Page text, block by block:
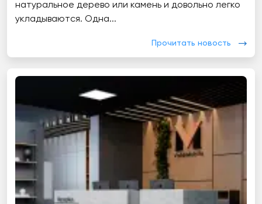
натуральное дерево или камень и довольно легко
укладываются. Одна...
Прочитать новость